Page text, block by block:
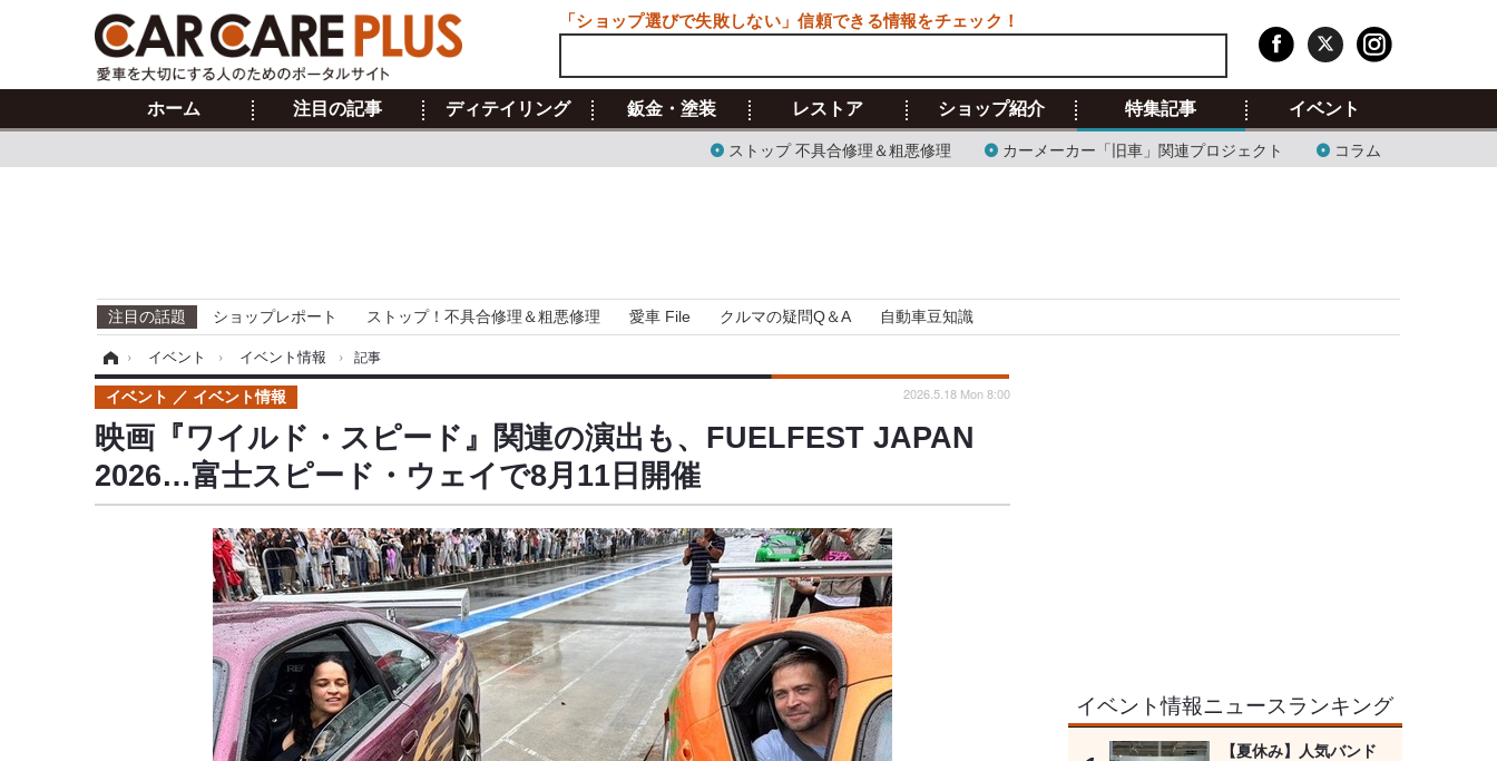
ホーム 注目の記事 ディテイリング 鈑金・塗装 レストア ショップ紹介 特集記事
ストップ 不具合修理＆粗悪修理 カーメーカー「旧車」関連プロジェクト コラム
イベント
注目の話題 ショップレポート ストップ！不具合修理＆粗悪修理 愛車 File クルマの疑問Q＆A 自動車豆知識
› イベント › イベント情報 › 記事
映画『ワイルド・スピード』関連の演出も、FUELFEST JAPAN
2026…富士スピード・ウェイで8月11日開催
イベント イベント情報 2026.5.18 Mon 8:00
イベント情報ニュースランキング
【夏休み】人気バンド
「ショップ選びで失敗しない」信頼できる情報をチェック！